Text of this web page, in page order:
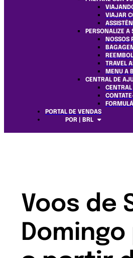
VIAJAR
PERSONALIZE A
NOSSOS
TRAVEL
MENU A
CENTRAL DE
PORTAL DE VENDAS
POR | BRL
Voos de